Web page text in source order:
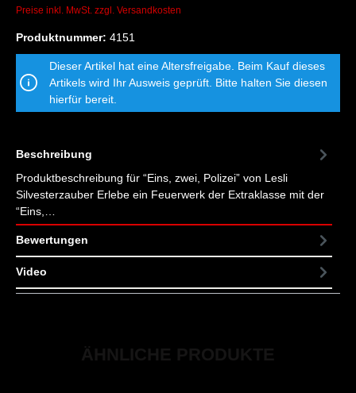
Preise inkl. MwSt. zzgl. Versandkosten
Produktnummer: 4151
Dieser Artikel hat eine Altersfreigabe. Beim Kauf dieses
Artikels wird Ihr Ausweis geprüft. Bitte halten Sie diesen
hierfür bereit.
Beschreibung
Produktbeschreibung für “Eins, zwei, Polizei” von Lesli
Silvesterzauber Erlebe ein Feuerwerk der Extraklasse mit der
“Eins,…
Bewertungen
Video